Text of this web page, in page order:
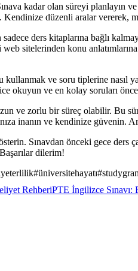
kadar olan süreyi planlayın
düzenli aralar vererek,
sadece ders kitaplarına bağlı
sitelerinden konu
ve soru tiplerine nasıl
ve en kolay soruları önce
ve zorlu bir süreç olabilir. Bu
inanın ve kendinize güvenin.
Sınavdan önceki gece
dilerim!
#üniversitehayatı#
RehberiPTE İngilizce Sınavı: